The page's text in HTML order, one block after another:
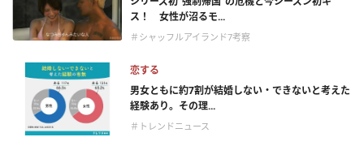
ス！ 女性が沼るモ...
＃シャッフルアイランド7考察
恋する
男女ともに約7割が結婚しない・できないと考えた
経験あり。その理...
＃トレンドニュース